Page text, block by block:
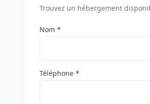
Trouvez un hébergement
Nom *
Téléphone *